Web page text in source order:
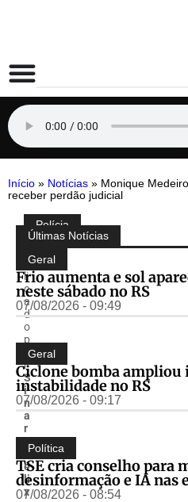
Início » Notícias » Monique
receber perdão judicial
Compartilhe:
Polícia
P
b
li
c
a
d
o
p
o
r
S
i
n
a
r
a
F
é
li
x
Últimas Notícias
Geral
Frio aumenta e sol
neste sábado no RS
07/08/2026 - 09:49
Geral
Ciclone bomba ampliou
instabilidade no RS
07/08/2026 - 09:17
Política
TSE cria conselho para
desinformação e IA nas
07/08/2026 - 08:54